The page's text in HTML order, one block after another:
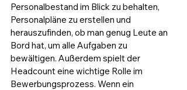
Personalbestand im Blick zu behalten,
Personalpläne zu erstellen und
herauszufinden, ob man genug Leute an
Bord hat, um alle Aufgaben zu
bewältigen. Außerdem spielt der
Headcount eine wichtige Rolle im
Bewerbungsprozess. Wenn ein